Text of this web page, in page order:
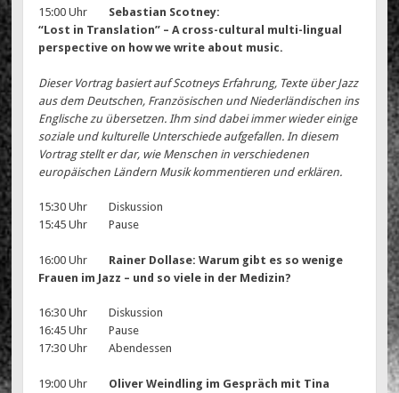
15:00 Uhr Sebastian Scotney:
“Lost in Translation” – A cross-cultural multi-lingual
perspective on how we write about music.
Dieser Vortrag basiert auf Scotneys Erfahrung, Texte über Jazz
aus dem Deutschen, Französischen und Niederländischen ins
Englische zu übersetzen. Ihm sind dabei immer wieder einige
soziale und kulturelle Unterschiede aufgefallen. In diesem
Vortrag stellt er dar, wie Menschen in verschiedenen
europäischen Ländern Musik kommentieren und erklären.
15:30 Uhr Diskussion
15:45 Uhr Pause
16:00 Uhr Rainer Dollase: Warum gibt es so wenige
Frauen im Jazz – und so viele in der Medizin?
16:30 Uhr Diskussion
16:45 Uhr Pause
17:30 Uhr Abendessen
19:00 Uhr Oliver Weindling im Gespräch mit Tina